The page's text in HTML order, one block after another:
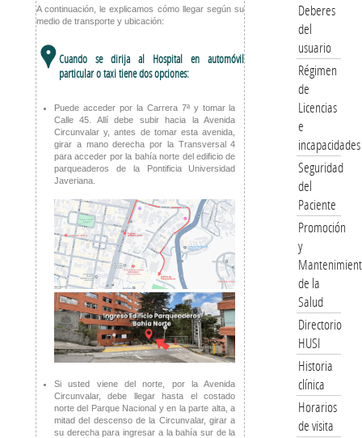
A continuación, le explicamos cómo llegar según su
medio de transporte y ubicación:
,Cuando se dirija al Hospital en automóvil
particular o taxi tiene dos opciones:
Puede acceder por la Carrera 7ª y tomar la
Calle 45. Allí debe subir hacia la Avenida
Circunvalar y, antes de tomar esta avenida,
girar a mano derecha por la Transversal 4
para acceder por la bahía norte del edificio de
parqueaderos de la Pontificia Universidad
Javeriana.
Si usted viene del norte, por la Avenida
Circunvalar, debe llegar hasta el costado
norte del Parque Nacional y en la parte alta, a
mitad del descenso de la Circunvalar, girar a
su derecha para ingresar a la bahía sur de la
Deberes
del
usuario
Régimen
de
Licencias
e
incapacidades
Seguridad
del
Paciente
Promoción
y
de la
Salud
Directorio
HUSI
Historia
clínica
Horarios
de visita